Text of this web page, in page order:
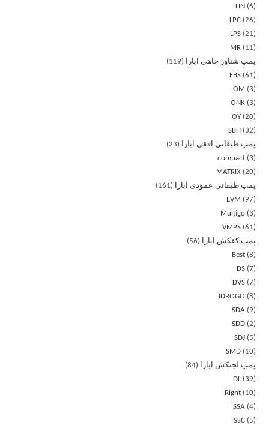
LIN
6
LPC 26
LPS 21
MR
11
پمپ شناور چاهی ابارا
119
EBS 61
OM
3
ONK 3
OY 20
SBH
32
پمپ طبقاتی افقی ابارا
23
compact 3
MATRIX 20
پمپ طبقاتی عمودی ابارا
161
EVM
97
Multigo 3
VMPS 61
پمپ کفکش ابارا
56
Best 8
DS 7
DVS 7
IDROGO
8
SDA
9
SDD 2
SDJ
5
SMD
10
پمپ لجنکش ابارا
84
DL 39
Right
10
SSA 4
SSC
5